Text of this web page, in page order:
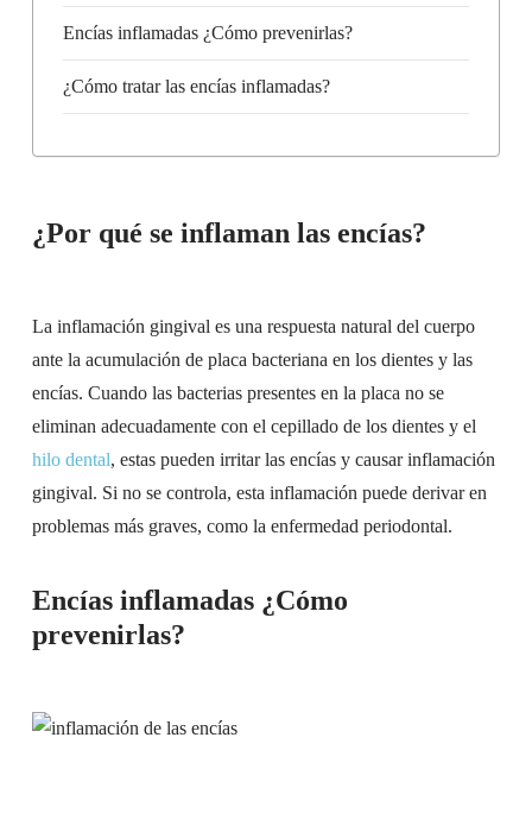
Encías inflamadas ¿Cómo prevenirlas?
¿Cómo tratar las encías inflamadas?​
¿Por qué se inflaman las encías​?
La inflamación gingival es una respuesta natural del cuerpo
ante la acumulación de placa bacteriana en los dientes y las
encías. Cuando las bacterias presentes en la placa no se
eliminan adecuadamente con el cepillado de los dientes y el
hilo dental, estas pueden irritar las encías y causar inflamación
gingival. Si no se controla, esta inflamación puede derivar en
problemas más graves, como la enfermedad periodontal.
Encías inflamadas ¿Cómo
prevenirlas?